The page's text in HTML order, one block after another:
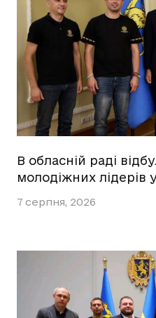
В обласній раді
молодіжних лідерів
7 серпня, 2026